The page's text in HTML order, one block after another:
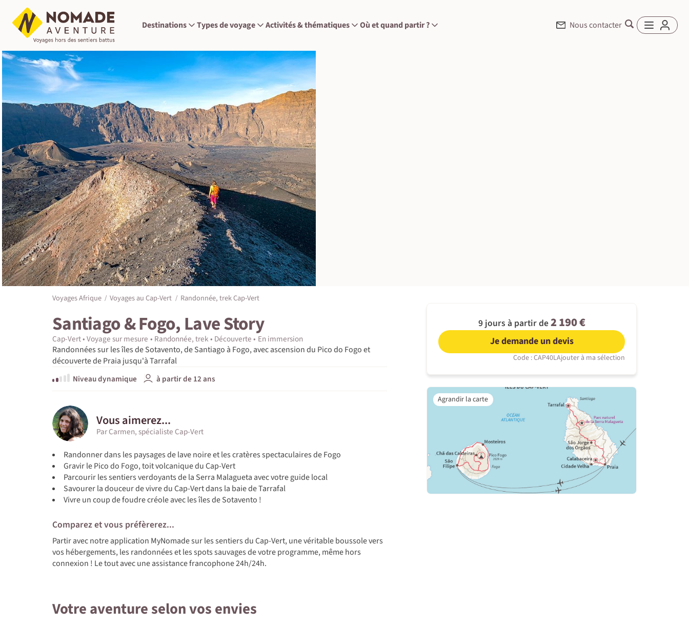
Destinations Types de voyage Activités & thématiques Où et quand partir ? Nous contacter
Voyages Afrique Voyages au Cap-Vert Randonnée, trek Cap-Vert
Santiago & Fogo, Lave Story
Cap-Vert Voyage sur mesure Randonnée, trek Découverte
En immersion
Randonnées sur les îles de Sotavento, de Santiago à Fogo, avec ascension du Pico do Fogo et
découverte de Praia jusqu'à Tarrafal
Niveau dynamique
à partir de 12 ans
9 jours à partir de2 190 €
Je demande un devis
Code : CAP40LAjouter à ma sélection
Vous aimerez...
Par Carmen, spécialiste Cap-Vert
Randonner dans les paysages de lave noire et les cratères spectaculaires de Fogo
Gravir le Pico do Fogo, toit volcanique du Cap-Vert
Parcourir les sentiers verdoyants de la Serra Malagueta avec votre guide local
Savourer la douceur de vivre du Cap-Vert dans la baie de Tarrafal
Vivre un coup de foudre créole avec les îles de Sotavento !
Comparez et vous préfèrerez...
Partir avec notre application MyNomade sur les sentiers du Cap-Vert, une véritable boussole vers
vos hébergements, les randonnées et les spots sauvages de votre programme, même hors
connexion ! Le tout avec une assistance francophone 24h/24h.
Votre aventure selon vos envies